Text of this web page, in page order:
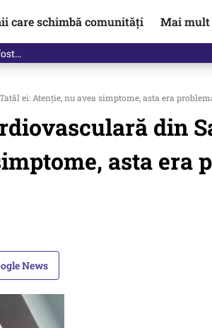
care schimbă comunități Mai mult
ei: Atenție, nu avea simptome, asta era
din
asta era
News